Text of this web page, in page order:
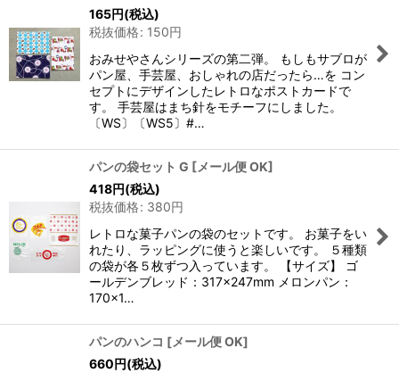
165円(税込)
税抜価格: 150円
おみせやさんシリーズの第二弾。 もしもサブロが
パン屋、手芸屋、おしゃれの店だったら…を コン
セプトにデザインしたレトロなポストカードで
す。 手芸屋はまち針をモチーフにしました。
〔WS〕〔WS5〕#…
パンの袋セット G [メール便 OK]
418円(税込)
税抜価格: 380円
レトロな菓子パンの袋のセットです。 お菓子をい
れたり、ラッピングに使うと楽しいです。 ５種類
の袋が各５枚ずつ入っています。 【サイズ】 ゴ
ールデンブレッド：317×247mm メロンパン：
170×1…
パンのハンコ [メール便 OK]
660円(税込)